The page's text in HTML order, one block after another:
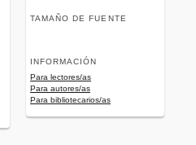
TAMAÑO DE FUENTE
INFORMACIÓN
Para lectores/as
Para autores/as
Para bibliotecarios/as